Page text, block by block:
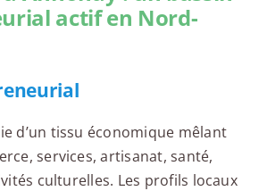
actif en Nord-
d’un tissu économique mêlant
services, artisanat, santé,
culturelles. Les profils locaux